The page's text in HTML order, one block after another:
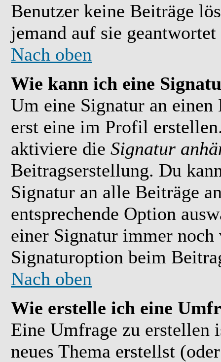
Benutzer keine Beiträge
jemand auf sie geantwortet
Nach oben
Wie kann ich eine
Um eine Signatur an einen
erst eine im Profil
aktiviere die Signatur
Beitragserstellung. Du
Signatur an alle Beiträge
entsprechende Option
einer Signatur immer
Signaturoption beim
Nach oben
Wie erstelle ich eine
Eine Umfrage zu erstellen
neues Thema erstellst